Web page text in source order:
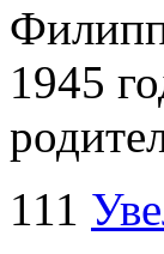
1945
111